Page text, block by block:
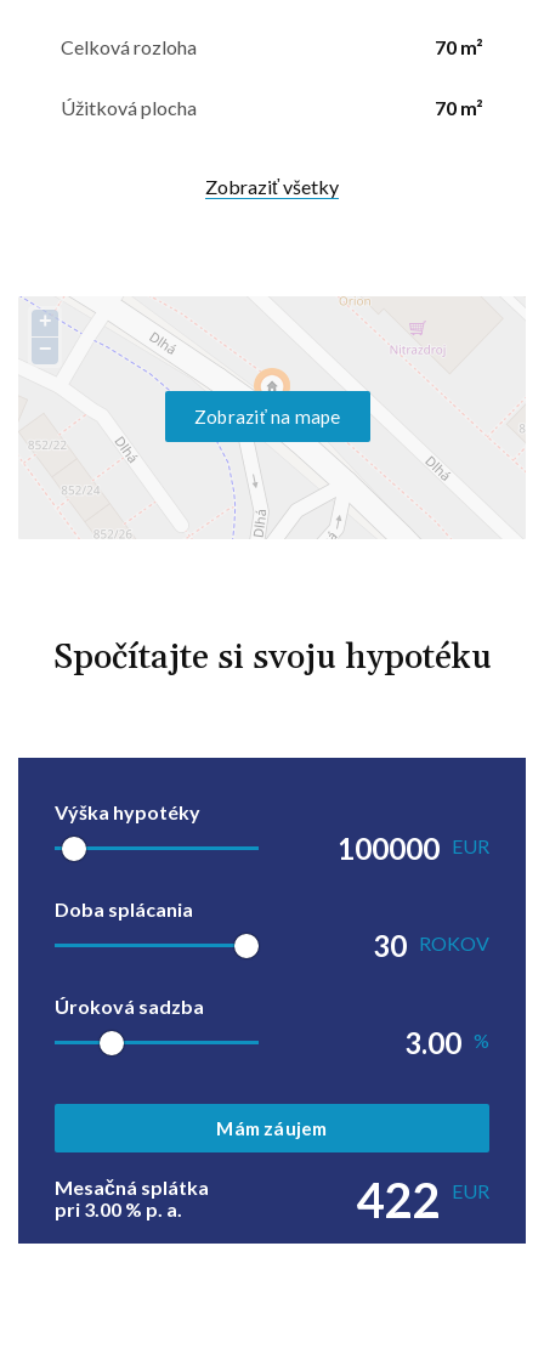
Celková rozloha 70 m²
Úžitková plocha 70 m²
Zobraziť všetky
Zobraziť na mape
+
−
Spočítajte si svoju hypotéku
Výška hypotéky
EUR
Doba splácania
ROKOV
Úroková sadzba
%
Mám záujem
Mesačná splátka
pri 3.00 % p. a. 422 EUR